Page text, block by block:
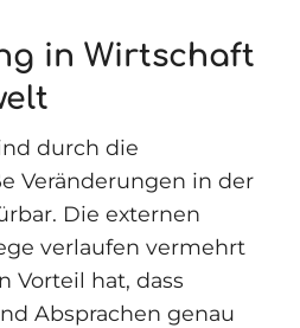
in Wirtschaft
durch die
Veränderungen in der
Die externen
verlaufen vermehrt
Vorteil hat, dass
Absprachen genau